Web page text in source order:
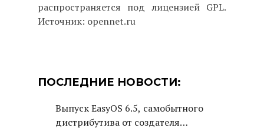
распространяется под лицензией GPL.
Источник: opennet.ru
ПОСЛЕДНИЕ НОВОСТИ:
Выпуск EasyOS 6.5, самобытного
дистрибутива от создателя